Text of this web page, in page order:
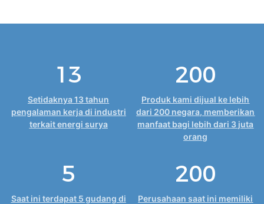
13
Setidaknya 13 tahun
pengalaman kerja di industri
terkait energi surya
200
Produk kami dijual ke lebih
dari 200 negara, memberikan
manfaat bagi lebih dari 3 juta
orang
5
Saat ini terdapat 5 gudang di
200
Perusahaan saat ini memiliki